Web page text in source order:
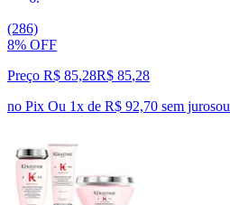
(286)
8% OFF
Preço R$ 85,28R$ 85,28
no Pix Ou 1x de R$ 92,70 sem jurosou